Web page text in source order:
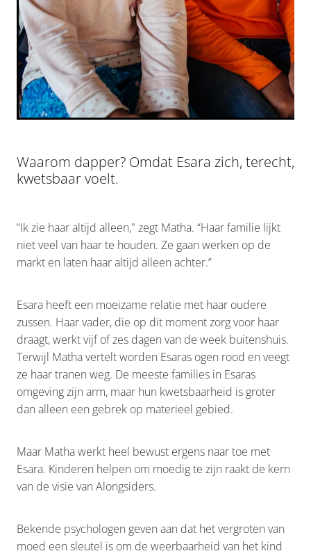
Waarom dapper? Omdat Esara zich, terecht,
kwetsbaar voelt.
“Ik zie haar altijd alleen," zegt Matha. “Haar familie lijkt
niet veel van haar te houden. Ze gaan werken op de
markt en laten haar altijd alleen achter.”
Esara heeft een moeizame relatie met haar oudere
zussen. Haar vader, die op dit moment zorg voor haar
draagt, werkt vijf of zes dagen van de week buitenshuis.
Terwijl Matha vertelt worden Esaras ogen rood en veegt
ze haar tranen weg. De meeste families in Esaras
omgeving zijn arm, maar hun kwetsbaarheid is groter
dan alleen een gebrek op materieel gebied.
Maar Matha werkt heel bewust ergens naar toe met
Esara. Kinderen helpen om moedig te zijn raakt de kern
van de visie van Alongsiders.
Bekende psychologen geven aan dat het vergroten van
moed een sleutel is om de weerbaarheid van het kind